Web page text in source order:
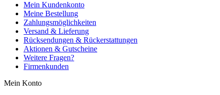
Mein Kundenkonto
Meine Bestellung
Zahlungsmöglichkeiten
Versand & Lieferung
Rücksendungen & Rückerstattungen
Aktionen & Gutscheine
Weitere Fragen?
Firmenkunden
Mein Konto